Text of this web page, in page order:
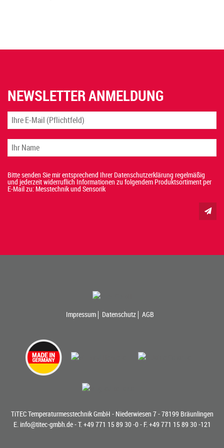
NEWSLETTER ANMELDUNG
Bitte senden Sie mir entsprechend Ihrer Datenschutzerklärung regelmäßig
und jederzeit widerruflich Informationen zu folgendem Produktsortiment per
E-Mail zu: Messtechnik und Sensorik
Impressum Datenschutz AGB
TiTEC Temperaturmesstechnik GmbH - Niederwiesen 7 - 78199 Bräunlingen
E. info@titec-gmbh.de- T.+49 771 15 89 30 -0- F. +49 771 15 89 30 -121